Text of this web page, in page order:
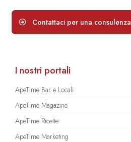
Contattaci per una consulenza
I nostri portali
ApeTime Bar e Locali
ApeTime Magazine
ApeTime Ricette
ApeTime Marketing